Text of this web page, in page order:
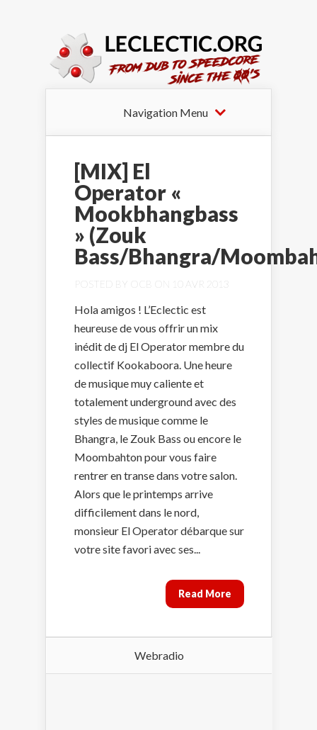
Navigation Menu
[MIX] El
Operator «
Mookbhangbass
» (Zouk
Bass/Bhangra/
POSTED BY OCB ON 10 AVR 2013
Hola amigos ! L’Eclectic est
heureuse de vous offrir un mix
inédit de dj El Operator membre du
collectif Kookaboora. Une heure
de musique muy caliente et
totalement underground avec des
styles de musique comme le
Bhangra, le Zouk Bass ou encore le
Moombahton pour vous faire
rentrer en transe dans votre salon.
Alors que le printemps arrive
difficilement dans le nord,
monsieur El Operator débarque sur
votre site favori avec ses...
Read More
Webradio